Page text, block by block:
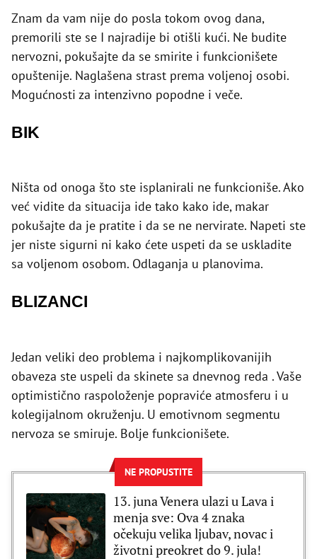
Znam da vam nije do posla tokom ovog dana,
premorili ste se I najradije bi otišli kući. Ne budite
nervozni, pokušajte da se smirite i funkcionišete
opuštenije. Naglašena strast prema voljenoj osobi.
Mogućnosti za intenzivno popodne i veče.
BIK
Ništa od onoga što ste isplanirali ne funkcioniše. Ako
već vidite da situacija ide tako kako ide, makar
pokušajte da je pratite i da se ne nervirate. Napeti ste
jer niste sigurni ni kako ćete uspeti da se uskladite
sa voljenom osobom. Odlaganja u planovima.
BLIZANCI
Jedan veliki deo problema i najkomplikovanijih
obaveza ste uspeli da skinete sa dnevnog reda . Vaše
optimistično raspoloženje popraviće atmosferu i u
kolegijalnom okruženju. U emotivnom segmentu
nervoza se smiruje. Bolje funkcionišete.
NE PROPUSTITE
13. juna Venera ulazi u Lava i
menja sve: Ova 4 znaka
očekuju velika ljubav, novac i
životni preokret do 9. jula!